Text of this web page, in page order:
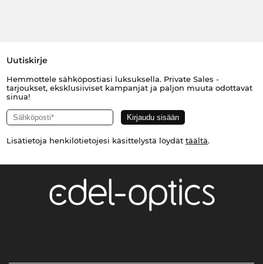
Uutiskirje
Hemmottele sähköpostiasi luksuksella. Private Sales -
tarjoukset, eksklusiiviset kampanjat ja paljon muuta odottavat
sinua!
Lisätietoja henkilötietojesi käsittelystä löydät täältä.